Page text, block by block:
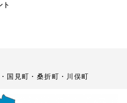
ト
国見町・桑折町・川俣町